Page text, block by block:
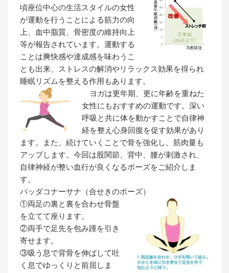
頃座位中心の生活スタイルの女性
が運動を行うことによる筋力の向
上、血中脂質、骨密度の維持向上
等が報告されています。運動する
ことは爽快感や達成感を味わうこ
とも出来、ストレスの解消やリラックス効果を得られ
睡眠リズムを整える作用もあります。
ヨガは更年期、更に年齢を重ねた
女性にもおすすめの運動です。深い
呼吸と共に体を動かすことで自律神
経を整え心身回復を促す効果があり
ます。また、続けていくことで骨を強化し、筋肉量も
アップします。今回は股関節、背中、腰が刺激され、
自律神経が整い血行が良くなるポーズをご紹介しま
す。
バッダコナーサナ（合せきのポーズ）
①両足の裏と裏を合わせ骨盤
を立てて座ります。
②両手で足先を包み踵を引き
寄せます。
③吸う息で背骨を伸ばして吐
く息でゆっくりと前屈しま